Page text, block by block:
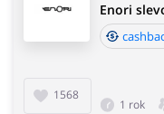
1568
Enori
1 rok